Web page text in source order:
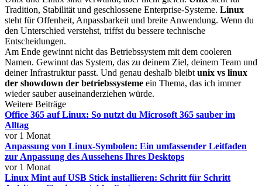
Tradition, Stabilität und geschlossene Enterprise-Systeme. Linux
steht für Offenheit, Anpassbarkeit und breite Anwendung. Wenn du
den Unterschied verstehst, triffst du bessere technische
Entscheidungen.
Am Ende gewinnt nicht das Betriebssystem mit dem cooleren
Namen. Gewinnt das System, das zu deinem Ziel, deinem Team und
deiner Infrastruktur passt. Und genau deshalb bleibt unix vs linux
der showdown der betriebssysteme ein Thema, das ich immer
wieder sauber auseinanderziehen würde.
Weitere Beiträge
Office 365 auf Linux: So nutzt du Microsoft 365 sauber im
Alltag
vor 1 Monat
Anpassung von Linux-Symbolen: Ein umfassender Leitfaden
zur Anpassung des Aussehens Ihres Desktops
vor 1 Monat
Linux Mint auf USB Stick installieren: Schritt für Schritt